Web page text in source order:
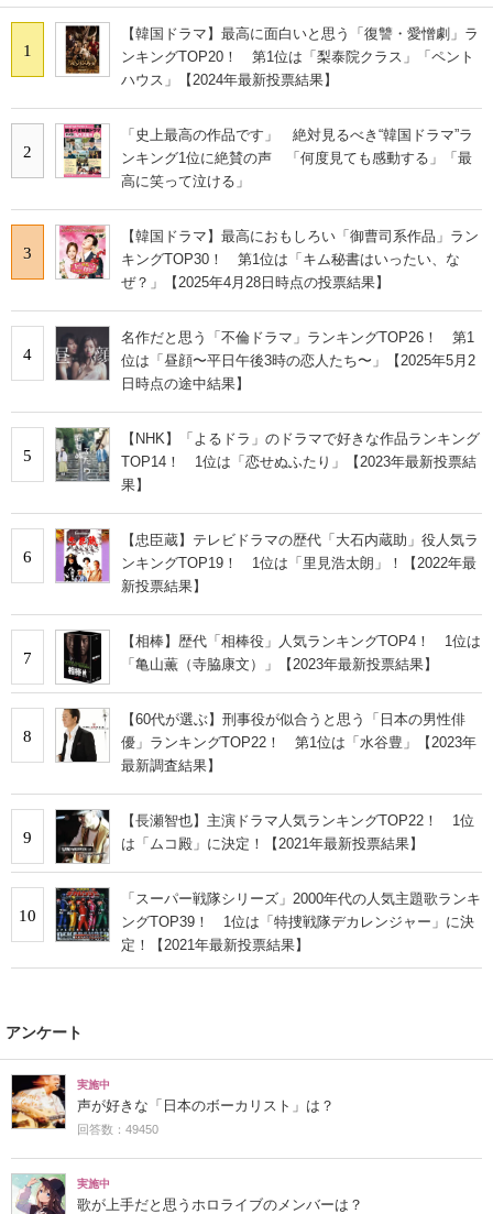
1
【韓国ドラマ】最高に面白いと思う「復讐・愛憎劇」ラ
ンキングTOP20！ 第1位は「梨泰院クラス」「ペント
ハウス」【2024年最新投票結果】
2
「史上最高の作品です」 絶対見るべき“韓国ドラマ”ラ
ンキング1位に絶賛の声 「何度見ても感動する」「最
高に笑って泣ける」
3
【韓国ドラマ】最高におもしろい「御曹司系作品」ラン
キングTOP30！ 第1位は「キム秘書はいったい、な
ぜ？」【2025年4月28日時点の投票結果】
4
名作だと思う「不倫ドラマ」ランキングTOP26！ 第1
位は「昼顔〜平日午後3時の恋人たち〜」【2025年5月2
日時点の途中結果】
5
【NHK】「よるドラ」のドラマで好きな作品ランキング
TOP14！ 1位は「恋せぬふたり」【2023年最新投票結
果】
6
【忠臣蔵】テレビドラマの歴代「大石内蔵助」役人気ラ
ンキングTOP19！ 1位は「里見浩太朗」！【2022年最
新投票結果】
7
【相棒】歴代「相棒役」人気ランキングTOP4！ 1位は
「亀山薫（寺脇康文）」【2023年最新投票結果】
8
【60代が選ぶ】刑事役が似合うと思う「日本の男性俳
優」ランキングTOP22！ 第1位は「水谷豊」【2023年
最新調査結果】
9
【長瀬智也】主演ドラマ人気ランキングTOP22！ 1位
は「ムコ殿」に決定！【2021年最新投票結果】
10
「スーパー戦隊シリーズ」2000年代の人気主題歌ランキ
ングTOP39！ 1位は「特捜戦隊デカレンジャー」に決
定！【2021年最新投票結果】
アンケート
実施中
声が好きな「日本のボーカリスト」は？
回答数：49450
実施中
歌が上手だと思うホロライブのメンバーは？